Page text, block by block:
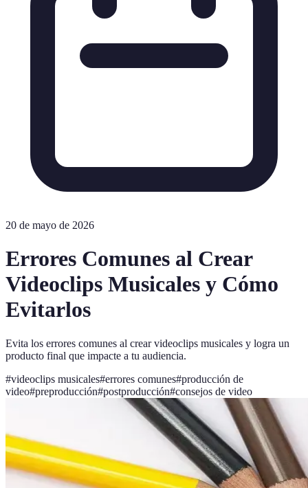
20 de mayo de 2026
Errores Comunes al Crear
Videoclips Musicales y Cómo
Evitarlos
Evita los errores comunes al crear videoclips musicales y logra un
producto final que impacte a tu audiencia.
#videoclips musicales#errores comunes#producción de
video#preproducción#postproducción#consejos de video